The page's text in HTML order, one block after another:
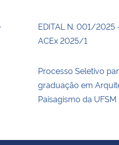
EDITAL N. 001/2025
ACEx 2025/1
Processo Seletivo
graduação em
Paisagismo da UFSM